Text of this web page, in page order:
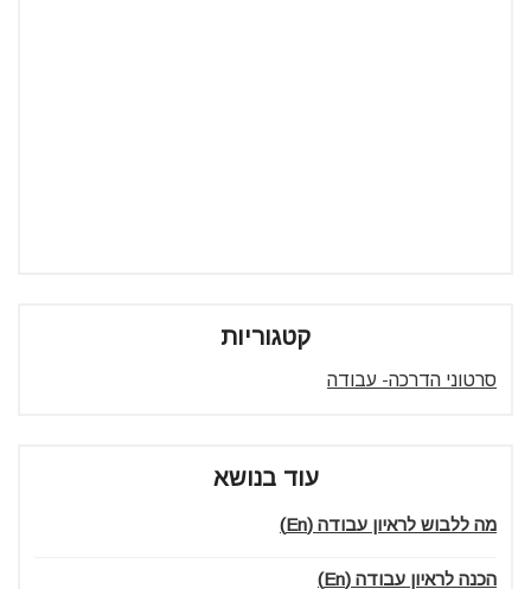
קטגוריות
סרטוני הדרכה- עבודה
עוד בנושא
מה ללבוש לראיון עבודה (En)
הכנה לראיון עבודה (En)